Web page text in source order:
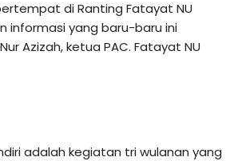
di Ranting Fatayat NU
informasi yang baru-baru ini
Azizah, ketua PAC. Fatayat NU
adalah kegiatan tri wulanan yang